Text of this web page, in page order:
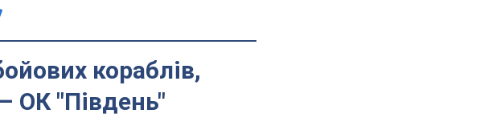
кораблів,
ОК "Південь"